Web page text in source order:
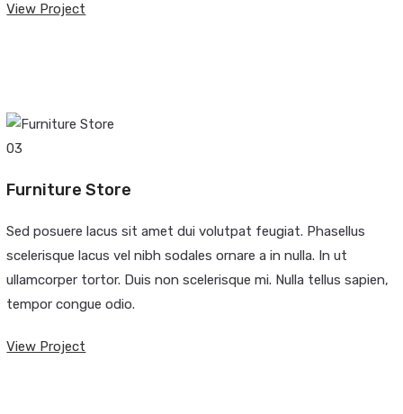
View Project
03
Furniture Store
Sed posuere lacus sit amet dui volutpat feugiat. Phasellus
scelerisque lacus vel nibh sodales ornare a in nulla. In ut
ullamcorper tortor. Duis non scelerisque mi. Nulla tellus sapien,
tempor congue odio.
View Project